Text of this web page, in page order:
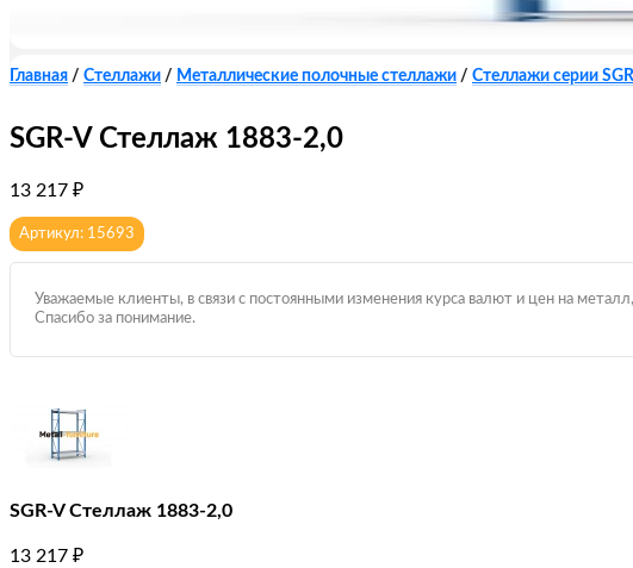
Главная / Стеллажи / Металлические полочные стеллажи / Стеллажи серии
SGR-V Стеллаж 1883-2,0
13 217 ₽
Артикул: 15693
Уважаемые клиенты, в связи с постоянными изменения курса валют и цен на
Спасибо за понимание.
SGR-V Стеллаж 1883-2,0
13 217 ₽